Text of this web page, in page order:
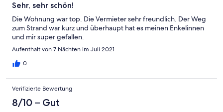
Sehr, sehr schön!
Die Wohnung war top. Die Vermieter sehr freundlich. Der Weg
zum Strand war kurz und überhaupt hat es meinen Enkelinnen
und mir super gefallen.
Aufenthalt von 7 Nächten im Juli 2021
0
Verifizierte Bewertung
8/10 – Gut